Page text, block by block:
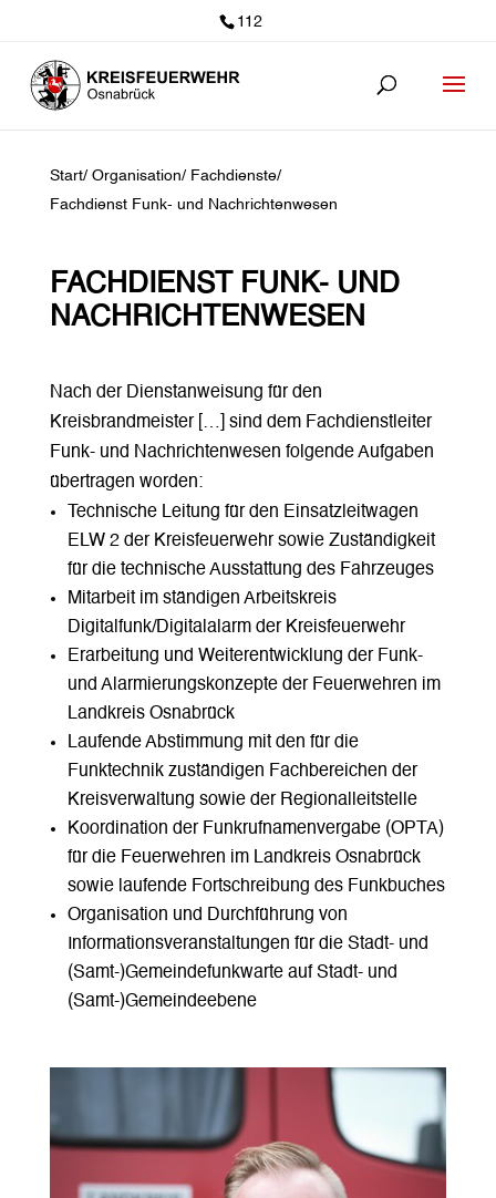
112
Start/ Organisation/ Fachdienste/
Fachdienst Funk- und Nachrichtenwesen
FACHDIENST FUNK- UND
NACHRICHTEN­WESEN
Nach der Dienstanweisung für den
Kreisbrandmeister […] sind dem Fachdienstleiter
Funk- und Nachrichtenwesen folgende Aufgaben
übertragen worden:
Technische Leitung für den Einsatzleitwagen
ELW 2 der Kreisfeuerwehr sowie Zuständigkeit
für die technische Ausstattung des Fahrzeuges
Mitarbeit im ständigen Arbeitskreis
Digitalfunk/Digitalalarm der Kreisfeuerwehr
Erarbeitung und Weiterentwicklung der Funk-
und Alarmierungskonzepte der Feuerwehren im
Landkreis Osnabrück
Laufende Abstimmung mit den für die
Funktechnik zuständigen Fachbereichen der
Kreisverwaltung sowie der Regionalleitstelle
Koordination der Funkrufnamenvergabe (OPTA)
für die Feuerwehren im Landkreis Osnabrück
sowie laufende Fortschreibung des Funkbuches
Organisation und Durchführung von
Informationsveranstaltungen für die Stadt- und
(Samt-)Gemeindefunkwarte auf Stadt- und
(Samt-)Gemeindeebene